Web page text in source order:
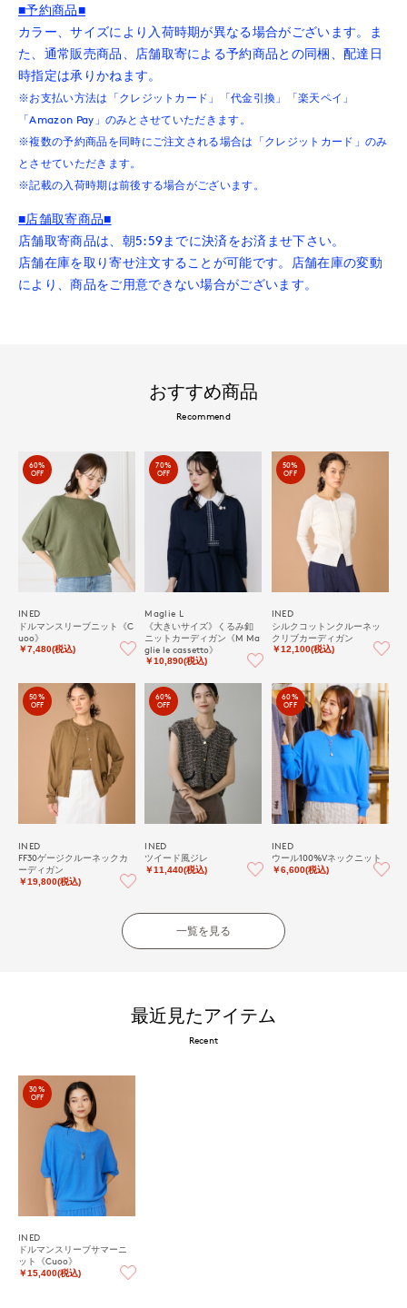
■予約商品■
カラー、サイズにより入荷時期が異なる場合がございます。ま
た、通常販売商品、店舗取寄による予約商品との同梱、配達日
時指定は承りかねます。
※お支払い方法は「クレジットカード」「代金引換」「楽天ペイ」
「Amazon Pay」のみとさせていただきます。
※複数の予約商品を同時にご注文される場合は「クレジットカード」のみ
とさせていただきます。
※記載の入荷時期は前後する場合がございます。
■店舗取寄商品■
店舗取寄商品は、朝5:59までに決済をお済ませ下さい。
店舗在庫を取り寄せ注文することが可能です。店舗在庫の変動
により、商品をご用意できない場合がございます。
おすすめ商品
Recommend
60%
OFF
INED
ドルマンスリーブニット《C
uoo》
￥7,480(税込)
70%
OFF
Maglie L
《大きいサイズ》くるみ釦
ニットカーディガン《M Ma
glie le cassetto》
￥10,890(税込)
50%
OFF
INED
シルクコットンクルーネッ
クリブカーディガン
￥12,100(税込)
50%
OFF
INED
FF30ゲージクルーネックカ
ーディガン
￥19,800(税込)
60%
OFF
INED
ツイード風ジレ
￥11,440(税込)
60%
OFF
INED
ウール100%Vネックニット
￥6,600(税込)
一覧を見る
最近見たアイテム
Recent
30%
OFF
INED
ドルマンスリーブサマーニ
ット《Cuoo》
￥15,400(税込)